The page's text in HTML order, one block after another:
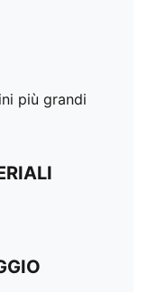
più grandi